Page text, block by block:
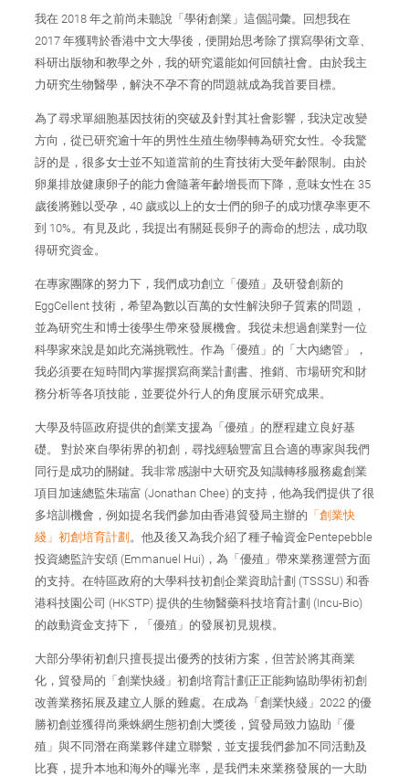
我在 2018 年之前尚未聽說「學術創業」這個詞彙。回想我在
2017 年獲聘於香港中文大學後，便開始思考除了撰寫學術文章、
科研出版物和教學之外，我的研究還能如何回饋社會。由於我主
力研究生物醫學，解決不孕不育的問題就成為我首要目標。
為了尋求單細胞基因技術的突破及針對其社會影響，我決定改變
方向，從已研究逾十年的男性生殖生物學轉為研究女性。令我驚
訝的是，很多女士並不知道當前的生育技術大受年齡限制。由於
卵巢排放健康卵子的能力會隨著年齡增長而下降，意味女性在 35
歲後將難以受孕，40 歲或以上的女士們的卵子的成功懷孕率更不
到 10%。有見及此，我提出有關延長卵子的壽命的想法，成功取
得研究資金。
在專家團隊的努力下，我們成功創立「優殖」及研發創新的
EggCellent 技術，希望為數以百萬的女性解決卵子質素的問題，
並為研究生和博士後學生帶來發展機會。我從未想過創業對一位
科學家來說是如此充滿挑戰性。作為「優殖」的「大內總管」，
我必須要在短時間內掌握撰寫商業計劃書、推銷、市場研究和財
務分析等各項技能，並要從外行人的角度展示研究成果。
大學及特區政府提供的創業支援為「優殖」的歷程建立良好基
礎。 對於來自學術界的初創，尋找經驗豐富且合適的專家與我們
同行是成功的關鍵。我非常感謝中大研究及知識轉移服務處創業
項目加速總監朱瑞富 (Jonathan Chee) 的支持，他為我們提供了很
多培訓機會，例如提名我們參加由香港貿發局主辦的 「創業快
綫」初創培育計劃。他及後又為我介紹了種子輪資金Pentepebble
投資總監許安頌 (Emmanuel Hui)，為「優殖」帶來業務運營方面
的支持。在特區政府的大學科技初創企業資助計劃 (TSSSU) 和香
港科技園公司 (HKSTP) 提供的生物醫藥科技培育計劃 (Incu-Bio)
的啟動資金支持下，「優殖」的發展初見規模。
大部分學術初創只擅長提出優秀的技術方案，但苦於將其商業
化，貿發局的「創業快綫」初創培育計劃正正能夠協助學術初創
改善業務拓展及建立人脈的難處。在成為「創業快綫」2022 的優
勝初創並獲得尚乘蛛網生態初創大獎後，貿發局致力協助「優
殖」與不同潛在商業夥伴建立聯繫，並支援我們參加不同活動及
比賽，提升本地和海外的曝光率，是我們未來業務發展的一大助